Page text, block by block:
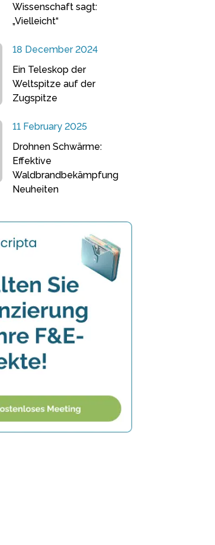
Wissenschaft sagt:
„Vielleicht“
18 December 2024
Ein Teleskop der
Weltspitze auf der
Zugspitze
11 February 2025
Drohnen Schwärme:
Effektive
Waldbrandbekämpfung
Neuheiten